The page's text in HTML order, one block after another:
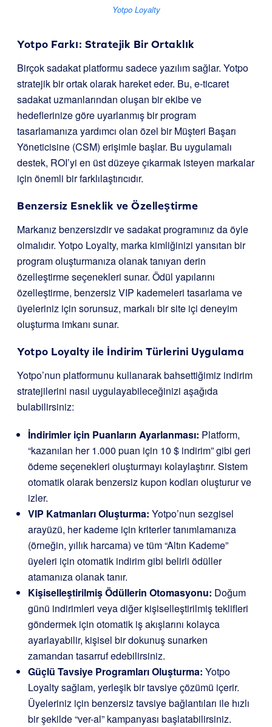
Yotpo Loyalty
Yotpo Farkı: Stratejik Bir Ortaklık
Birçok sadakat platformu sadece yazılım sağlar. Yotpo
stratejik bir ortak olarak hareket eder. Bu, e-ticaret
sadakat uzmanlarından oluşan bir ekibe ve
hedeflerinize göre uyarlanmış bir program
tasarlamanıza yardımcı olan özel bir Müşteri Başarı
Yöneticisine (CSM) erişimle başlar. Bu uygulamalı
destek, ROI’yi en üst düzeye çıkarmak isteyen markalar
için önemli bir farklılaştırıcıdır.
Benzersiz Esneklik ve Özelleştirme
Markanız benzersizdir ve sadakat programınız da öyle
olmalıdır. Yotpo Loyalty, marka kimliğinizi yansıtan bir
program oluşturmanıza olanak tanıyan derin
özelleştirme seçenekleri sunar. Ödül yapılarını
özelleştirme, benzersiz VIP kademeleri tasarlama ve
üyeleriniz için sorunsuz, markalı bir site içi deneyim
oluşturma imkanı sunar.
Yotpo Loyalty ile İndirim Türlerini Uygulama
Yotpo’nun platformunu kullanarak bahsettiğimiz indirim
stratejilerini nasıl uygulayabileceğinizi aşağıda
bulabilirsiniz:
İndirimler için Puanların Ayarlanması: Platform,
“kazanılan her 1.000 puan için 10 $ indirim” gibi geri
ödeme seçenekleri oluşturmayı kolaylaştırır. Sistem
otomatik olarak benzersiz kupon kodları oluşturur ve
izler.
VIP Katmanları Oluşturma: Yotpo’nun sezgisel
arayüzü, her kademe için kriterler tanımlamanıza
(örneğin, yıllık harcama) ve tüm “Altın Kademe”
üyeleri için otomatik indirim gibi belirli ödüller
atamanıza olanak tanır.
Kişiselleştirilmiş Ödüllerin Otomasyonu: Doğum
günü indirimleri veya diğer kişiselleştirilmiş teklifleri
göndermek için otomatik iş akışlarını kolayca
ayarlayabilir, kişisel bir dokunuş sunarken
zamandan tasarruf edebilirsiniz.
Güçlü Tavsiye Programları Oluşturma: Yotpo
Loyalty sağlam, yerleşik bir tavsiye çözümü içerir.
Üyeleriniz için benzersiz tavsiye bağlantıları ile hızlı
bir şekilde “ver-al” kampanyası başlatabilirsiniz.